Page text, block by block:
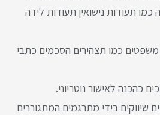
תעודות נישואין תעודות לידה
כמו תצהירים הסכמים כתבי
כהכנה לאישור נוטריוני.
שיווקים בידי מתרגמים המתגוררים